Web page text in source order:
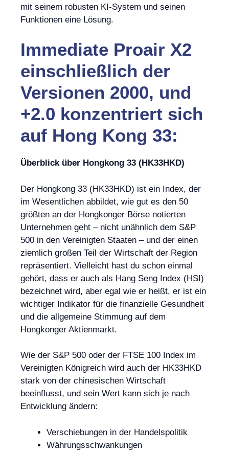
mit seinem robusten KI-System und seinen
Funktionen eine Lösung.
Immediate Proair X2
einschließlich der
Versionen 2000, und
+2.0 konzentriert sich
auf Hong Kong 33:
Überblick über Hongkong 33 (HK33HKD)
Der Hongkong 33 (HK33HKD) ist ein Index, der
im Wesentlichen abbildet, wie gut es den 50
größten an der Hongkonger Börse notierten
Unternehmen geht – nicht unähnlich dem S&P
500 in den Vereinigten Staaten – und der einen
ziemlich großen Teil der Wirtschaft der Region
repräsentiert. Vielleicht hast du schon einmal
gehört, dass er auch als Hang Seng Index (HSI)
bezeichnet wird, aber egal wie er heißt, er ist ein
wichtiger Indikator für die finanzielle Gesundheit
und die allgemeine Stimmung auf dem
Hongkonger Aktienmarkt.
Wie der S&P 500 oder der FTSE 100 Index im
Vereinigten Königreich wird auch der HK33HKD
stark von der chinesischen Wirtschaft
beeinflusst, und sein Wert kann sich je nach
Entwicklung ändern:
Verschiebungen in der Handelspolitik
Währungsschwankungen